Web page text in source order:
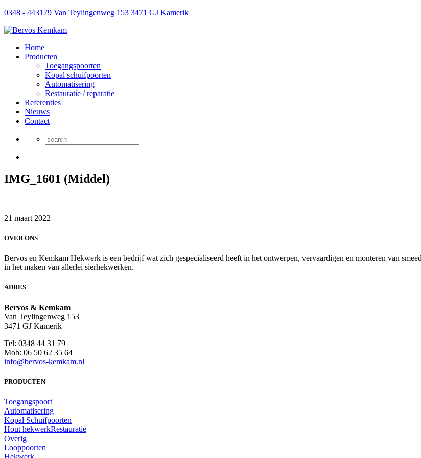
0348 - 443179 Van Teylingenweg 153 3471 GJ Kamerik
Home
Producten
Toegangspoorten
Kopal schuifpoorten
Automatisering
Restauratie / reparatie
Referenties
Nieuws
Contact
IMG_1601 (Middel)
21 maart 2022
OVER ONS
Bervos en Kemkam Hekwerk is een bedrijf wat zich gespecialiseerd heeft in het ontwerpen, vervaardigen en monteren van
in het maken van allerlei sierhekwerken.
ADRES
Bervos & Kemkam
Van Teylingenweg 153
3471 GJ Kamerik
Tel: 0348 44 31 79
Mob: 06 50 62 35 64
info@bervos-kemkam.nl
PRODUCTEN
Toegangspoort
Automatisering
Kopal Schuifpoorten
Hout hekwerkRestauratie
Overig
Looppoorten